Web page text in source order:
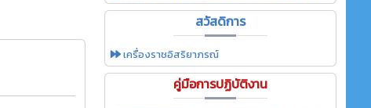
สวัสดิการ
เครื่องราชอิสริยาภรณ์
คู่มือการปฏิบัติงาน